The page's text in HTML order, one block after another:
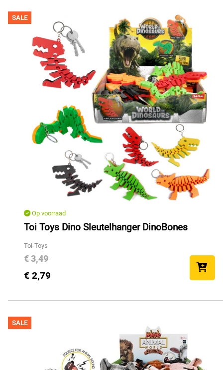
SALE
Op voorraad
Toi Toys Dino Sleutelhanger DinoBones
Toi-Toys
€ 3,49
€ 2,79
SALE